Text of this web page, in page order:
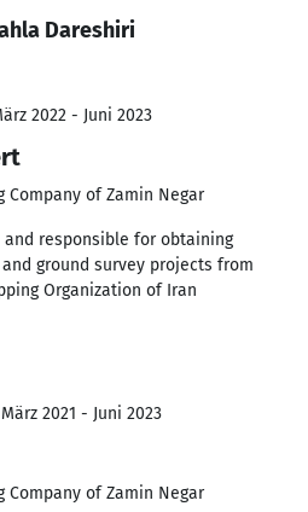
Dareshiri
2022 - Juni 2023
Company of Zamin Negar
responsible for obtaining
ground survey projects from
Organization of Iran
2021 - Juni 2023
Company of Zamin Negar